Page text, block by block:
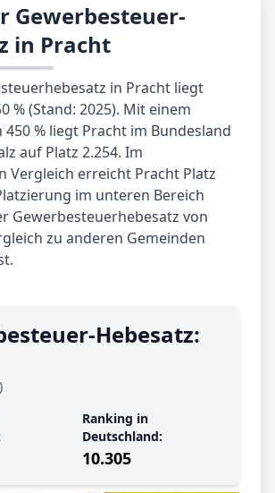
Gewerbesteuer-
in Pracht
in Pracht liegt
% (Stand: 2025). Mit einem
450 % liegt Pracht im Bundesland
auf Platz 2.254. Im
Vergleich erreicht Pracht Platz
im unteren Bereich
Gewerbesteuerhebesatz von
zu anderen Gemeinden
Hebe­satz:
Ranking in
Deutschland:
10.305